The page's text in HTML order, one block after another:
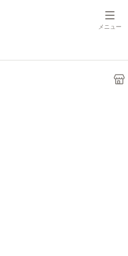
メニュー